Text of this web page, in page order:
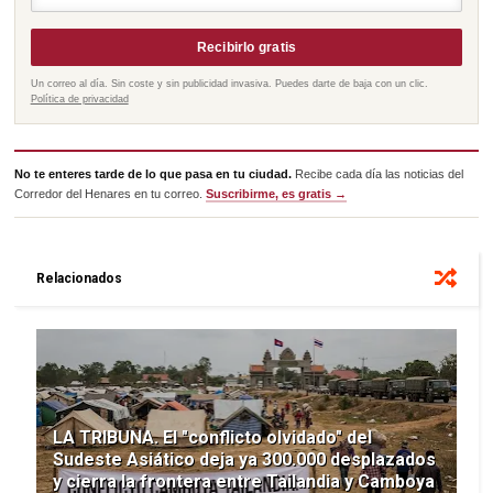
Recibirlo gratis
Un correo al día. Sin coste y sin publicidad invasiva. Puedes darte de baja con un clic.
Política de privacidad
No te enteres tarde de lo que pasa en tu ciudad. Recibe cada día las noticias del
Corredor del Henares en tu correo.Suscribirme, es gratis →
Relacionados
LA TRIBUNA. El "conflicto olvidado" del
Sudeste Asiático deja ya 300.000 desplazados
y cierra la frontera entre Tailandia y Camboya